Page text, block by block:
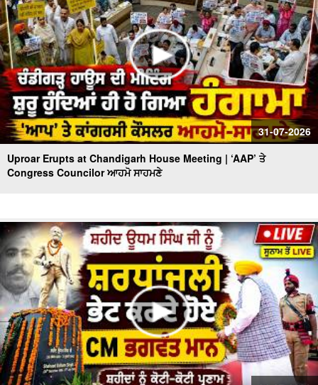
31-07-2026
Uproar Erupts at Chandigarh House Meeting | ‘AAP’ ਤੇ
Congress Councilor ਆਹਮੋ ਸਾਹਮਣੇ